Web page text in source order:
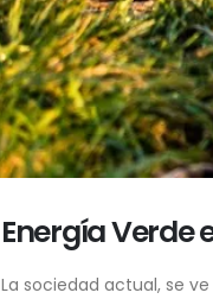
Energía Verde
La sociedad actual, se